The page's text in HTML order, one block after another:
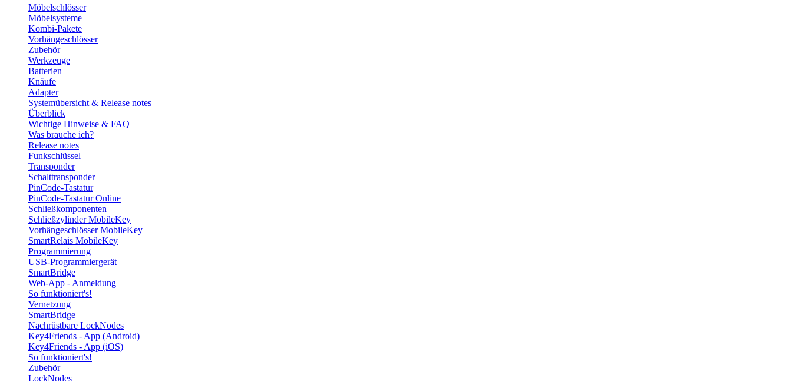
Möbelschlösser
Möbelsysteme
Kombi-Pakete
Vorhängeschlösser
Zubehör
Werkzeuge
Batterien
Knäufe
Adapter
Systemübersicht & Release notes
Überblick
Wichtige Hinweise & FAQ
Was brauche ich?
Release notes
Funkschlüssel
Transponder
Schalttransponder
PinCode-Tastatur
PinCode-Tastatur Online
Schließkomponenten
Schließzylinder MobileKey
Vorhängeschlösser MobileKey
SmartRelais MobileKey
Programmierung
USB-Programmiergerät
SmartBridge
Web-App - Anmeldung
So funktioniert's!
Vernetzung
SmartBridge
Nachrüstbare LockNodes
Key4Friends - App (Android)
Key4Friends - App (iOS)
So funktioniert's!
Zubehör
LockNodes